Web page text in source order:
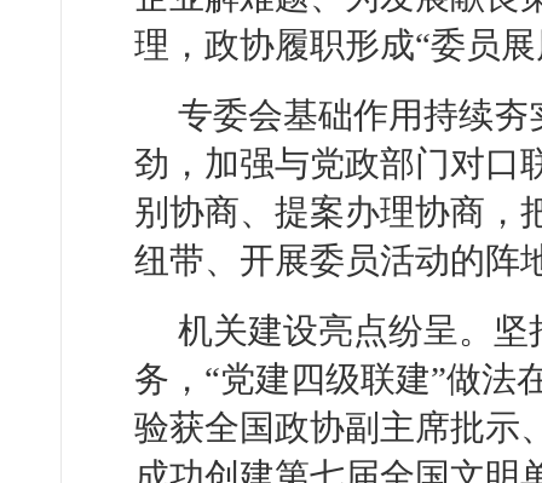
理，政协履职形成“委员
专委会基础作用持续夯
劲，加强与党政部门对口
别协商、提案办理协商，
纽带、开展委员活动的阵
机关建设亮点纷呈。
务，“党建四级联建”做法
验获全国政协副主席批示